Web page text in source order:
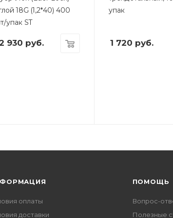
18G (1,2*40) 400
упак ST
930 руб.
упак
1 720 руб.
оплаты
доставки
ПОМОЩЬ
Вопрос-
Полезные